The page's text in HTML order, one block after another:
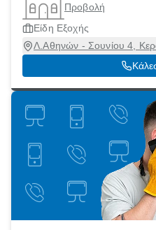
Προβολή
Είδη Εξοχής
Λ.Αθηνών - Σουνίου 4,